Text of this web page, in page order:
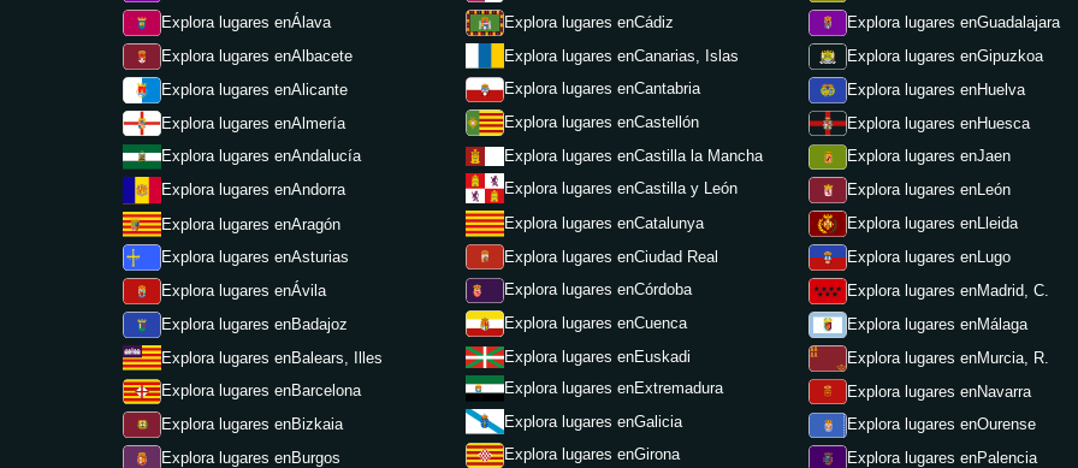
Explora lugares enÁlava
Explora lugares enAlbacete
Explora lugares enAlicante
Explora lugares enAlmería
Explora lugares enAndalucía
Explora lugares enAndorra
Explora lugares enAragón
Explora lugares enAsturias
Explora lugares enÁvila
Explora lugares enBadajoz
Explora lugares enBalears, Illes
Explora lugares enBarcelona
Explora lugares enBizkaia
Explora lugares enBurgos
Explora lugares enCádiz
Explora lugares enCanarias, Islas
Explora lugares enCantabria
Explora lugares enCastellón
Explora lugares enCastilla la Mancha
Explora lugares enCastilla y León
Explora lugares enCatalunya
Explora lugares enCiudad Real
Explora lugares enCórdoba
Explora lugares enCuenca
Explora lugares enEuskadi
Explora lugares enExtremadura
Explora lugares enGalicia
Explora lugares enGirona
Explora lugares enGuadalajara
Explora lugares enGipuzkoa
Explora lugares enHuelva
Explora lugares enHuesca
Explora lugares enJaen
Explora lugares enLeón
Explora lugares enLleida
Explora lugares enLugo
Explora lugares enMadrid, C.
Explora lugares enMálaga
Explora lugares enMurcia, R.
Explora lugares enNavarra
Explora lugares enOurense
Explora lugares enPalencia